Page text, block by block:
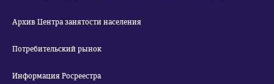
Архив Центра занятости населения
Потребительский рынок
Информация Росреестра